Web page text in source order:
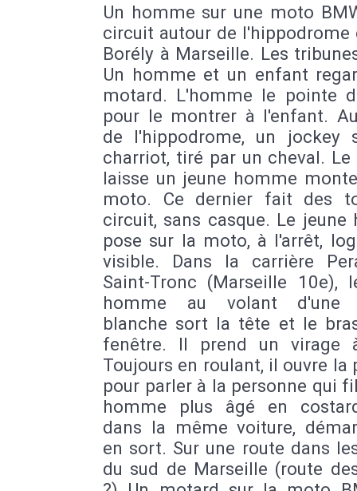
Un homme sur une moto
circuit autour de l'hippodrome
Borély à Marseille. Les
Un homme et un enfant
motard. L'homme le pointe
pour le montrer à l'enfant.
de l'hippodrome, un jockey
charriot, tiré par un cheval.
laisse un jeune homme
moto. Ce dernier fait des
circuit, sans casque. Le jeune
pose sur la moto, à l'arrêt,
visible. Dans la carrière
Saint-Tronc (Marseille 10e),
homme au volant d'une
blanche sort la tête et le
fenêtre. Il prend un virage
Toujours en roulant, il ouvre la
pour parler à la personne qui
homme plus âgé en
dans la même voiture,
en sort. Sur une route dans
du sud de Marseille (route